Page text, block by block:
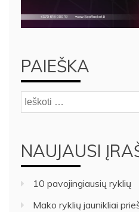
PAIEŠKA
Ieškoti:
NAUJAUSI
10 pavojingiausių ryklių
Mako ryklių jaunikliai